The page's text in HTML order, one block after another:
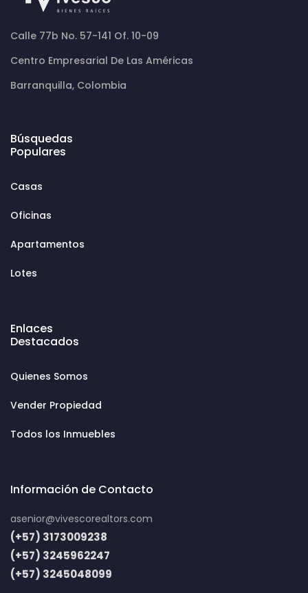
Calle 77b No. 57-141 Of. 10-09
Centro Empresarial De Las Américas
Barranquilla, Colombia
Búsquedas
Populares
Casas
Oficinas
Apartamentos
Lotes
Enlaces
Destacados
Quienes Somos
Vender Propiedad
Todos los Inmuebles
Información de Contacto
asenior@vivescorealtors.com
(+57) 3173009238
(+57) 3245962247
(+57) 3245048099